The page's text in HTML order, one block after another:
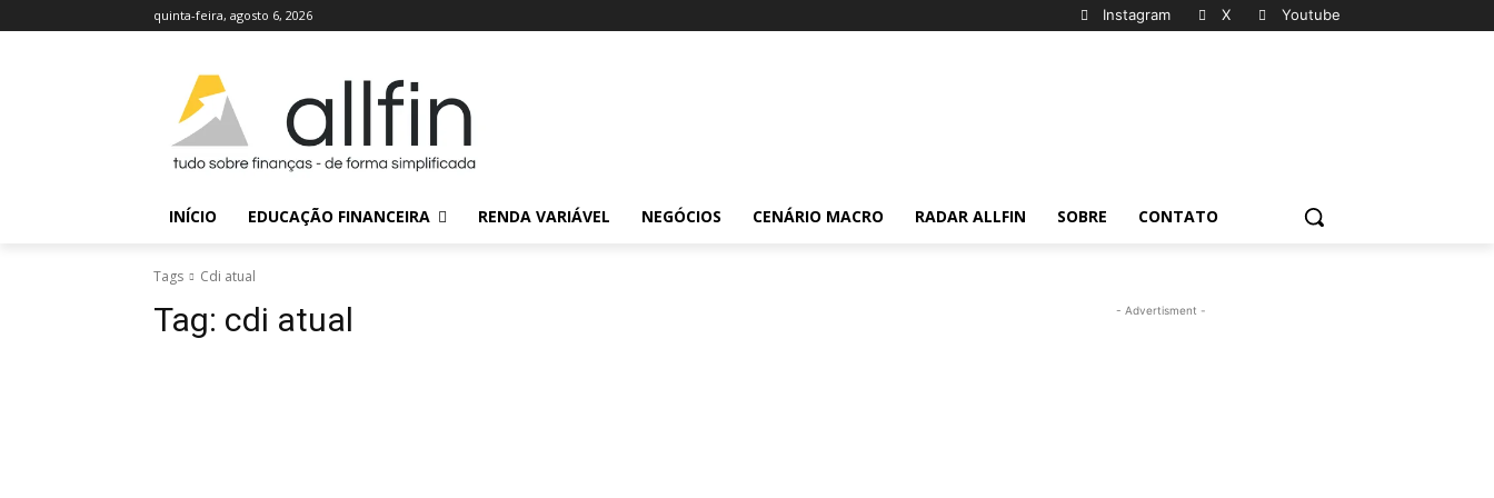
quinta-feira, agosto 6, 2026 Instagram X Youtube
INÍCIO EDUCAÇÃO FINANCEIRA RENDA VARIÁVEL NEGÓCIOS CENÁRIO MACRO RADAR ALLFIN SOBRE CONTATO
Tags Cdi atual
Tag: cdi atual - Advertisment -